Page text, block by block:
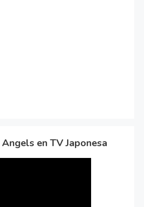
Angels en TV Japonesa